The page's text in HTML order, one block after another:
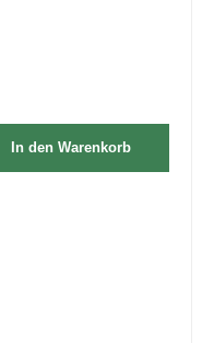
In den Warenkorb